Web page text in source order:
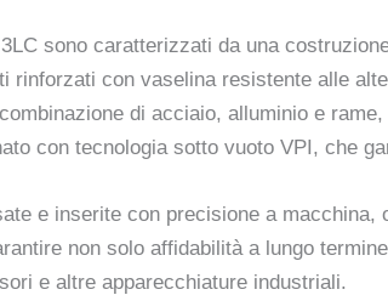
sono caratterizzati da una
rinforzati con vaselina resistente alle
di acciaio, alluminio e
con tecnologia sotto vuoto VPI, che
e inserite con precisione a
non solo affidabilità a lungo
e altre apparecchiature industriali.